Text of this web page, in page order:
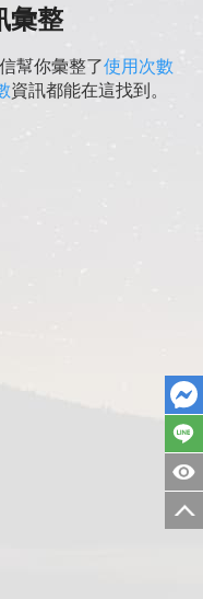
彙整
幫你彙整了使用次數
資訊都能在這找到。